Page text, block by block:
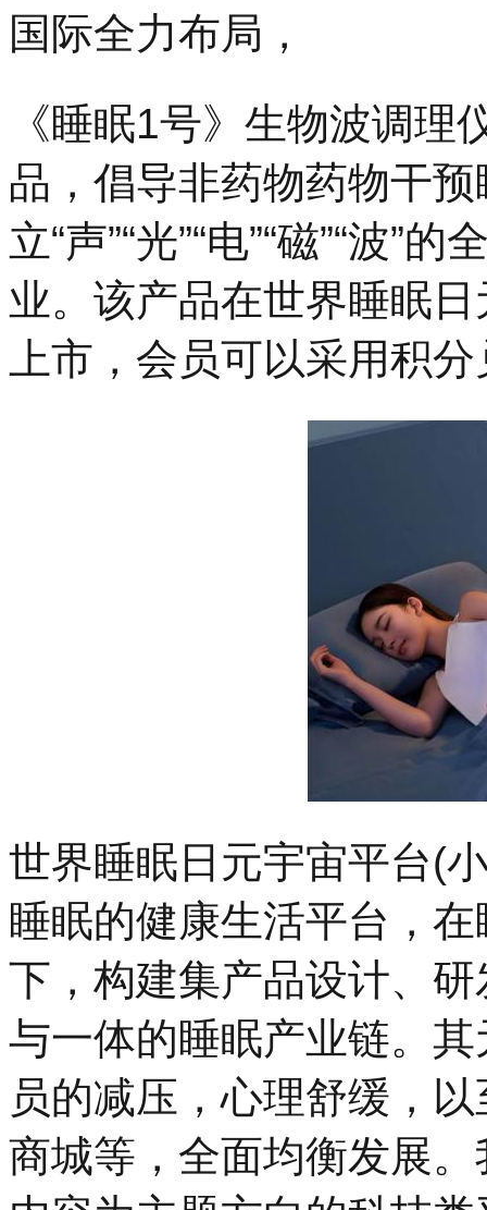
国际全力布局，
《睡眠1号》生物波调
品，倡导非药物药物干
立“声”“光”“电”“磁”“波”
业。该产品在世界睡眠
上市，会员可以采用积
世界睡眠日元宇宙平台(
睡眠的健康生活平台，
下，构建集产品设计、
与一体的睡眠产业链。
员的减压，心理舒缓，
商城等，全面均衡发展